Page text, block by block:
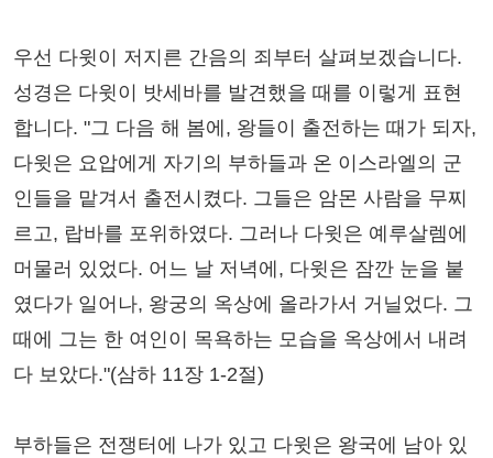
우선 다윗이 저지른 간음의 죄부터 살펴보겠습니다.
성경은 다윗이 밧세바를 발견했을 때를 이렇게 표현
합니다. "그 다음 해 봄에, 왕들이 출전하는 때가 되자,
다윗은 요압에게 자기의 부하들과 온 이스라엘의 군
인들을 맡겨서 출전시켰다. 그들은 암몬 사람을 무찌
르고, 랍바를 포위하였다. 그러나 다윗은 예루살렘에
머물러 있었다. 어느 날 저녁에, 다윗은 잠깐 눈을 붙
였다가 일어나, 왕궁의 옥상에 올라가서 거닐었다. 그
때에 그는 한 여인이 목욕하는 모습을 옥상에서 내려
다 보았다."(삼하 11장 1-2절)
부하들은 전쟁터에 나가 있고 다윗은 왕국에 남아 있